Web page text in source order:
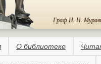
Граф Н. Н.
О библиотеке